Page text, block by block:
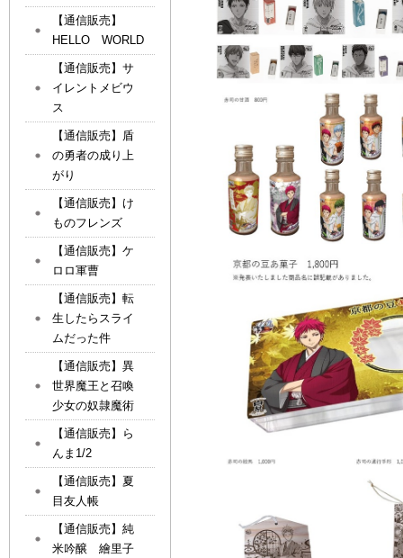
【通信販売】
HELLO WORLD
【通信販売】サ
イレントメビウ
ス
【通信販売】盾
の勇者の成り上
がり
【通信販売】け
ものフレンズ
【通信販売】ケ
ロロ軍曹
【通信販売】転
生したらスライ
ムだった件
【通信販売】異
世界魔王と召喚
少女の奴隷魔術
【通信販売】ら
んま1/2
【通信販売】夏
目友人帳
【通信販売】純
米吟醸 繪里子